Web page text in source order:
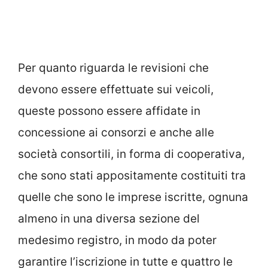
Per quanto riguarda le revisioni che
devono essere effettuate sui veicoli,
queste possono essere affidate in
concessione ai consorzi e anche alle
società consortili, in forma di cooperativa,
che sono stati appositamente costituiti tra
quelle che sono le imprese iscritte, ognuna
almeno in una diversa sezione del
medesimo registro, in modo da poter
garantire l’iscrizione in tutte e quattro le